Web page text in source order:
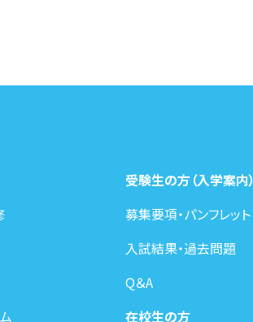
受験生の方（入学案内）
募集要項・パンフレット
入試結果・過去問題
Q＆A
在校生の方